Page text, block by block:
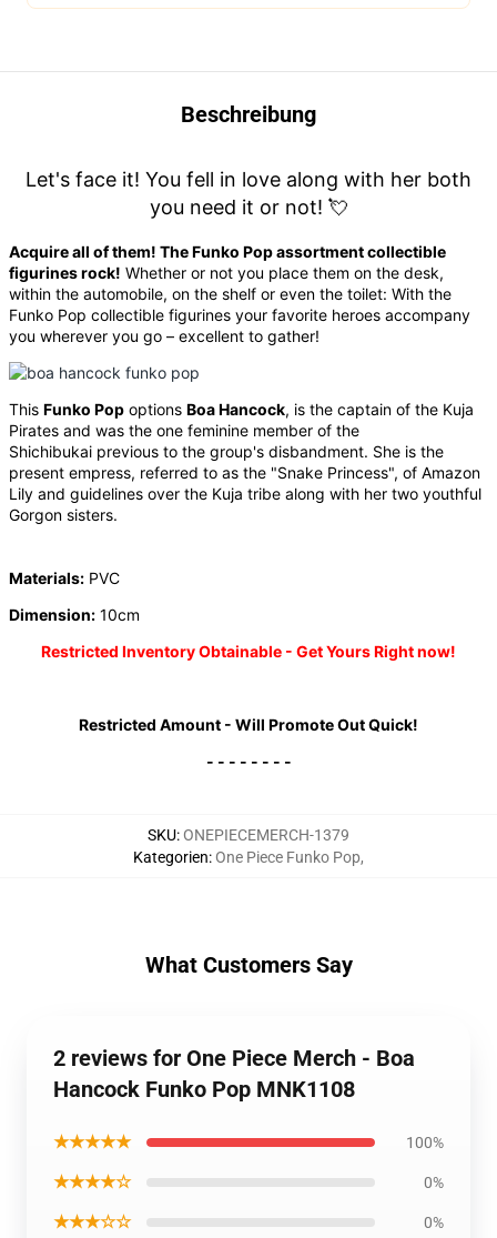
Beschreibung
Let's face it! You fell in love along with her both
you need it or not! 💘
Acquire all of them! The Funko Pop assortment collectible
figurines rock! Whether or not you place them on the desk,
within the automobile, on the shelf or even the toilet: With the
Funko Pop collectible figurines your favorite heroes accompany
you wherever you go – excellent to gather!
This Funko Pop options Boa Hancock, is the captain of the Kuja
Pirates and was the one feminine member of the
Shichibukai previous to the group's disbandment. She is the
present empress, referred to as the "Snake Princess", of Amazon
Lily and guidelines over the Kuja tribe along with her two youthful
Gorgon sisters.
Materials: PVC
Dimension: 10cm
Restricted Inventory Obtainable - Get Yours Right now!
Restricted Amount - Will Promote Out Quick!
- - - - - - - -
SKU:ONEPIECEMERCH-1379
Kategorien:One Piece Funko Pop,
What Customers Say
2 reviews for One Piece Merch - Boa
Hancock Funko Pop MNK1108
★★★★★ 100%
★★★★☆ 0%
★★★☆☆ 0%